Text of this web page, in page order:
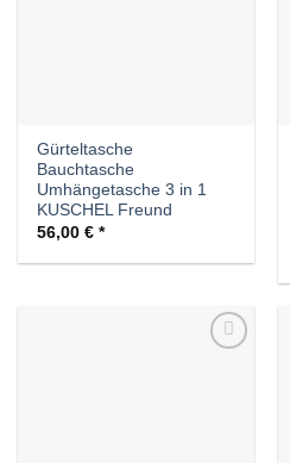
Gürteltasche
Bauchtasche
Umhängetasche 3 in 1
KUSCHEL Freund
56,00€